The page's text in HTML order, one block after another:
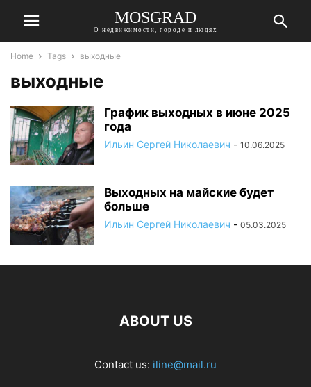
MOSGRAD
О недвижимости, городе и людях
Home Tags выходные
выходные
График выходных в июне 2025
года
Ильин Сергей Николаевич - 10.06.2025
Выходных на майские будет
больше
Ильин Сергей Николаевич - 05.03.2025
ABOUT US
Contact us: iline@mail.ru